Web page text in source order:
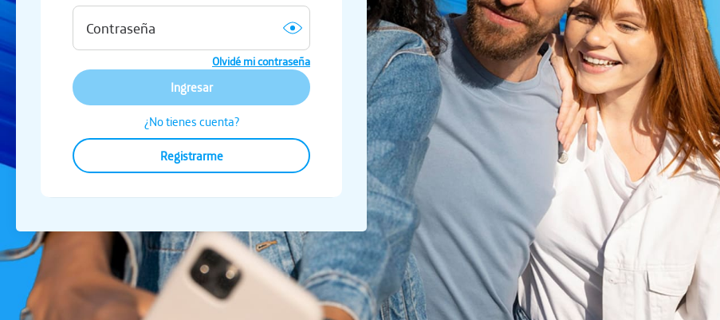
Olvidé mi contraseña
Ingresar
¿No tienes cuenta?
Registrarme